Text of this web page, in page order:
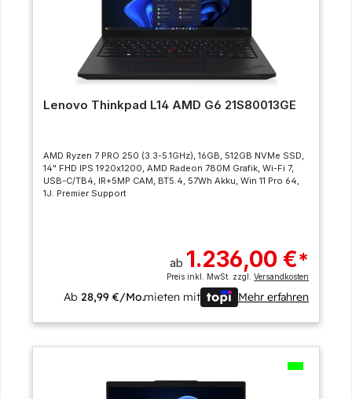
Lenovo Thinkpad L14 AMD G6 21S80013GE
AMD Ryzen 7 PRO 250 (3.3-5.1GHz), 16GB, 512GB NVMe SSD,
14" FHD IPS 1920x1200, AMD Radeon 780M Grafik, Wi-Fi 7,
USB-C/TB4, IR+5MP CAM, BT5.4, 57Wh Akku, Win 11 Pro 64,
1J. Premier Support
ab 1.236,00 €*
Preis inkl. MwSt. zzgl.Versandkosten
Ab28,99 €/Mo.mieten mit Mehr erfahren